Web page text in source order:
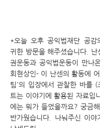
*오늘 오후 공익법재단 공감
귀한 방문을 해주셨습니다. 난
권운동과 공익법운동이 만나
회현상인- 이 난센의 활동에
팀'의 입장에서 관찰한 바를 (
트는 이야기에 활용된 자료입
에는 뭐가 들었을까요? 궁금
반가웠습니다. 나눠주신 이